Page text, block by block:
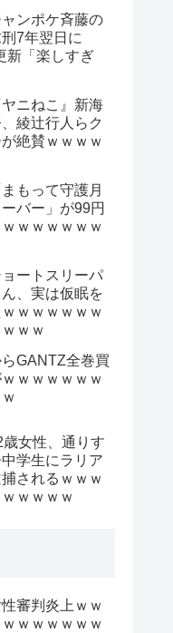
ャンポケ斉藤の
7年翌日に
新「楽しすぎ
ヤニねこ』新海
綾辻行人らク
絶賛ｗｗｗｗ
まもって守護月
バー」が99円
ｗｗｗｗｗｗ
ョートスリーパ
、実は仮眠を
ｗｗｗｗｗｗ
ｗｗ
GANTZ全巻買
ｗｗｗｗｗｗ
歳女性、通りす
学生にラリア
されるｗｗｗ
ｗｗｗｗ
性審判炎上ｗｗ
ｗｗｗｗｗｗ